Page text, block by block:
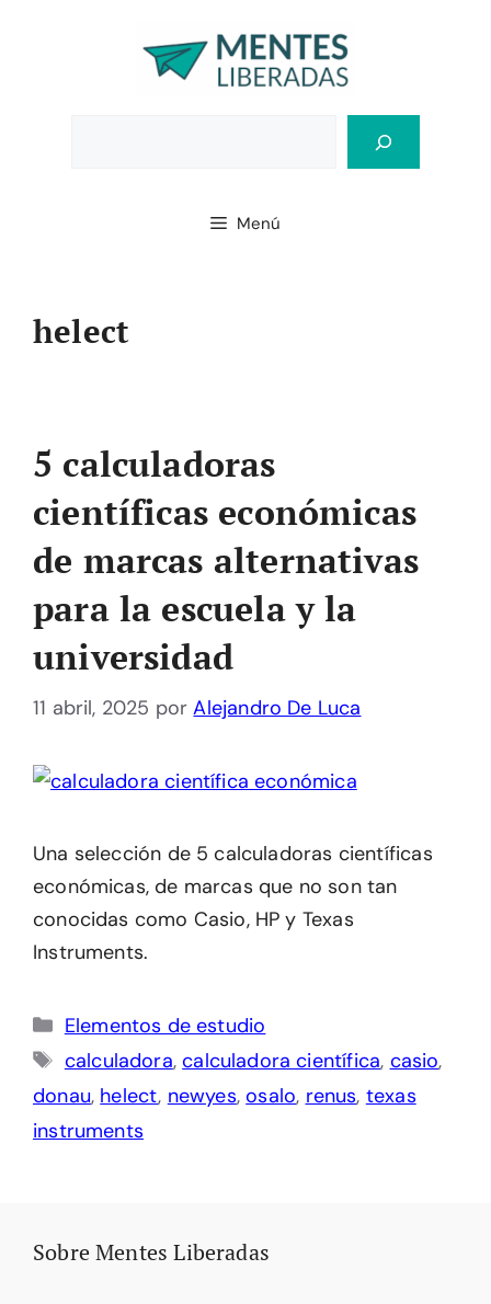
Menú
helect
5 calculadoras
científicas económicas
de marcas alternativas
para la escuela y la
universidad
11 abril, 2025 porAlejandro De Luca
Una selección de 5 calculadoras científicas
económicas, de marcas que no son tan
conocidas como Casio, HP y Texas
Instruments.
Categorías
Elementos de estudio
Etiquetas
calculadora,calculadora científica, casio,
donau, helect, newyes,osalo, renus, texas
instruments
Sobre Mentes Liberadas